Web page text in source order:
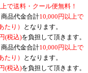
で送料・クール便無料！
品代金合計10,000円以上で
たり）
となります。
(税込)を負担して頂きます。
品代金合計10,000円以上で
たり）
となります。
(税込)を負担して頂きます。